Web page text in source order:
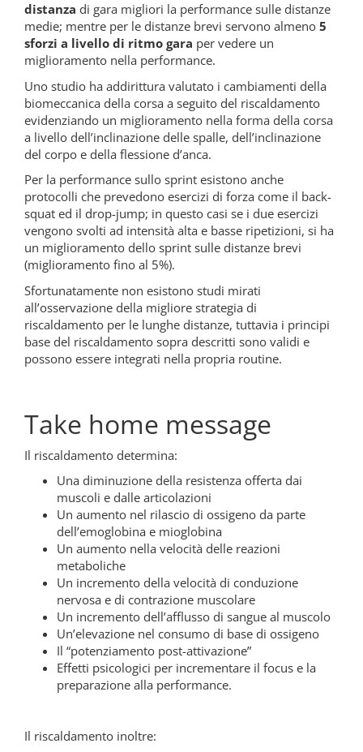
distanza di gara migliori la performance sulle distanze
medie; mentre per le distanze brevi servono almeno 5
sforzi a livello di ritmo gara per vedere un
miglioramento nella performance.
Uno studio ha addirittura valutato i cambiamenti della
biomeccanica della corsa a seguito del riscaldamento
evidenziando un miglioramento nella forma della corsa
a livello dell’inclinazione delle spalle, dell’inclinazione
del corpo e della flessione d’anca.
Per la performance sullo sprint esistono anche
protocolli che prevedono esercizi di forza come il back-
squat ed il drop-jump; in questo casi se i due esercizi
vengono svolti ad intensità alta e basse ripetizioni, si ha
un miglioramento dello sprint sulle distanze brevi
(miglioramento fino al 5%).
Sfortunatamente non esistono studi mirati
all’osservazione della migliore strategia di
riscaldamento per le lunghe distanze, tuttavia i principi
base del riscaldamento sopra descritti sono validi e
possono essere integrati nella propria routine.
Take home message
Il riscaldamento determina:
Una diminuzione della resistenza offerta dai
muscoli e dalle articolazioni
Un aumento nel rilascio di ossigeno da parte
dell’emoglobina e mioglobina
Un aumento nella velocità delle reazioni
metaboliche
Un incremento della velocità di conduzione
nervosa e di contrazione muscolare
Un incremento dell’afflusso di sangue al muscolo
Un’elevazione nel consumo di base di ossigeno
Il “potenziamento post-attivazione”
Effetti psicologici per incrementare il focus e la
preparazione alla performance.
Il riscaldamento inoltre: